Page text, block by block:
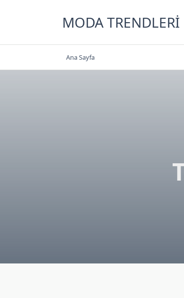
MODA TRENDLERI
Ana Sayfa